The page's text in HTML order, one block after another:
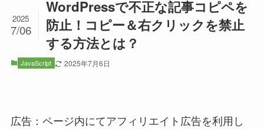
WordPressで不正な記事コピペを
防止！コピー＆右クリックを禁止
する方法とは？
2025
7/06
JavaScript 2025年7月6日
広告：ページ内にてアフィリエイト広告を利用し